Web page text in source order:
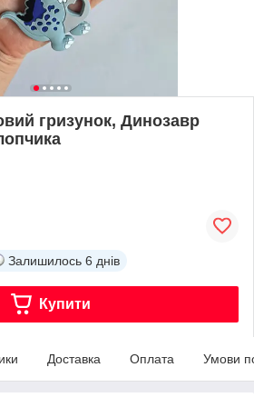
гризунок, Динозавр
Залишилось 6 днів
Купити
Доставка Оплата Умови